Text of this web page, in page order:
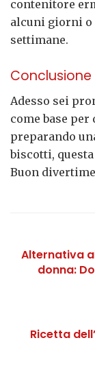
contenitore
alcuni giorni o
settimane.
Conclusione
Adesso sei
come base
preparando
biscotti,
Buon
Alternativa
donna:
Ricetta